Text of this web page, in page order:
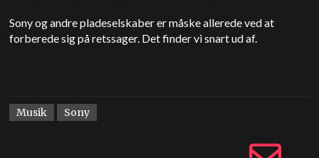
Sony og andre pladeselskaber er måske allerede ved at
forberede sig på retssager. Det finder vi snart ud af.
Musik Sony